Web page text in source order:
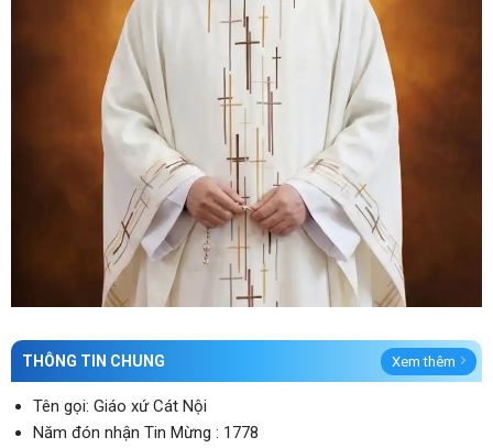
THÔNG TIN CHUNG Xem thêm
Tên gọi: Giáo xứ Cát Nội
Năm đón nhận Tin Mừng : 1778